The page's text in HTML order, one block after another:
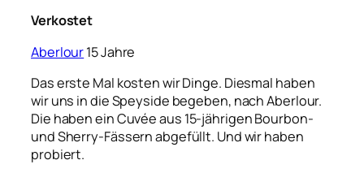
Verkostet
Aberlour15 Jahre
Das erste Mal kosten wir Dinge. Diesmal haben
wir uns in die Speyside begeben, nach Aberlour.
Die haben einCuvée aus 15-jährigen Bourbon-
und Sherry-Fässern abgefüllt. Und wir haben
probiert.